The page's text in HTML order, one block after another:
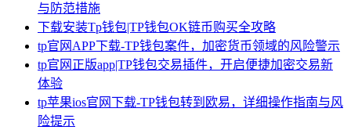
与防范措施
下载安装Tp钱包|TP钱包OK链币购买全攻略
tp官网APP下载-TP钱包案件，加密货币领域的风险警示
tp官网正版app|TP钱包交易插件，开启便捷加密交易新
体验
tp苹果ios官网下载-TP钱包转到欧易，详细操作指南与风
险提示